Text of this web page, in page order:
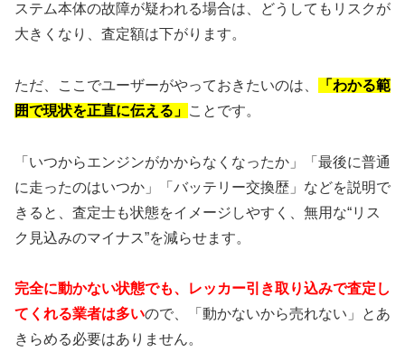
ステム本体の故障が疑われる場合は、どうしてもリスクが
大きくなり、査定額は下がります。
ただ、ここでユーザーがやっておきたいのは、
「わかる範
囲で現状を正直に伝える」 ことです。
「いつからエンジンがかからなくなったか」「最後に普通
に走ったのはいつか」「バッテリー交換歴」などを説明で
きると、査定士も状態をイメージしやすく、無用な“リス
ク見込みのマイナス”を減らせます。
完全に動かない状態でも、レッカー引き取り込みで査定し
てくれる業者は多いので、「動かないから売れない」とあ
きらめる必要はありません。